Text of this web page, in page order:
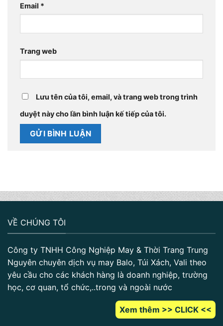
Email *
Trang web
Lưu tên của tôi, email, và trang web trong trình
duyệt này cho lần bình luận kế tiếp của tôi.
VỀ CHÚNG TÔI
Công ty TNHH Công Nghiệp May & Thời Trang Trung
Nguyên chuyên dịch vụ may Balo, Túi Xách, Vali theo
yêu cầu cho các khách hàng là doanh nghiệp, trường
học, cơ quan, tổ chức,..trong và ngoài nước
Xem thêm >> CLICK <<